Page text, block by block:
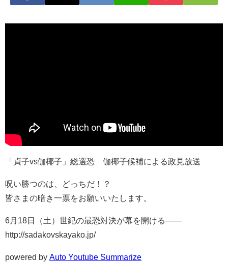
「貞子vs伽椰子」総選恐 伽椰子候補による政見放送
呪い勝つのは、どっちだ！？
皆さまの暗き一票をお願いいたします。
6月18日（土）世紀の最恐対決が幕を開ける――
http://sadakovskayako.jp/
powered by Auto Youtube Summarize